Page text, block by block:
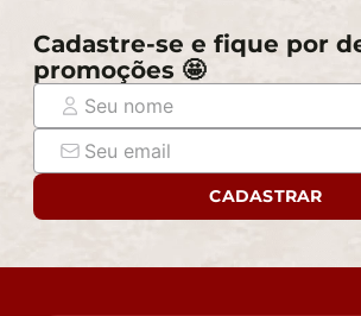
Cadastre-se e fique por
promoções 🤩
CADASTRAR